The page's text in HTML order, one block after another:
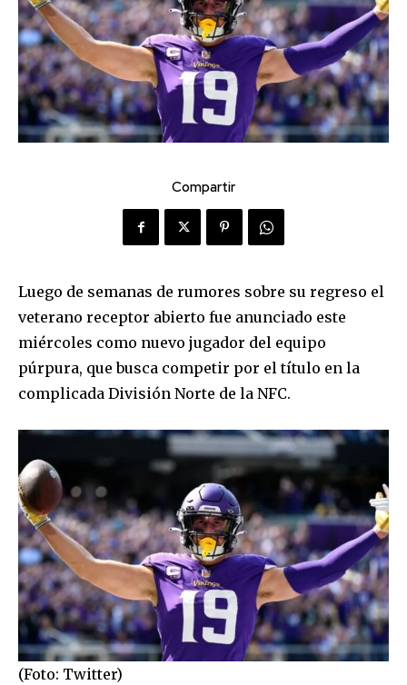
Compartir
Luego de semanas de rumores sobre su regreso el
veterano receptor abierto fue anunciado este
miércoles como nuevo jugador del equipo
púrpura, que busca competir por el título en la
complicada División Norte de la NFC.
(Foto: Twitter)